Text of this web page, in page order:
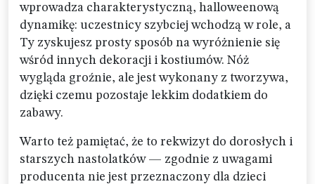
wprowadza charakterystyczną, halloweenową
dynamikę: uczestnicy szybciej wchodzą w role, a
Ty zyskujesz prosty sposób na wyróżnienie się
wśród innych dekoracji i kostiumów. Nóż
wygląda groźnie, ale jest wykonany z tworzywa,
dzięki czemu pozostaje lekkim dodatkiem do
zabawy.
Warto też pamiętać, że to rekwizyt do dorosłych i
starszych nastolatków — zgodnie z uwagami
producenta nie jest przeznaczony dla dzieci